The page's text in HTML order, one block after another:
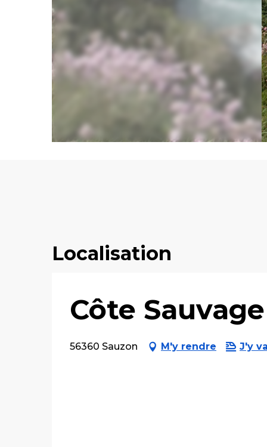
Localisation
Côte Sauvage
56360 Sauzon M'y rendre J'y